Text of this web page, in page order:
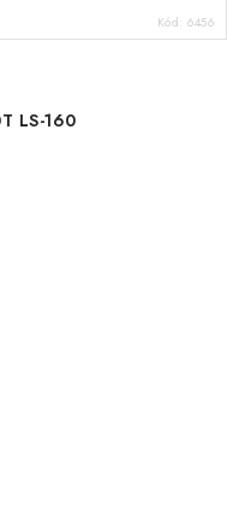
Kód: 6456
LS-160